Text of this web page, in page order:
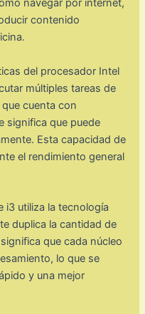
navegar por internet,
contenido
del procesador Intel
múltiples tareas de
cuenta con
significa que puede
Esta capacidad de
el rendimiento general
i3 utiliza la tecnología
duplica la cantidad de
que cada núcleo
lo que se
y una mejor